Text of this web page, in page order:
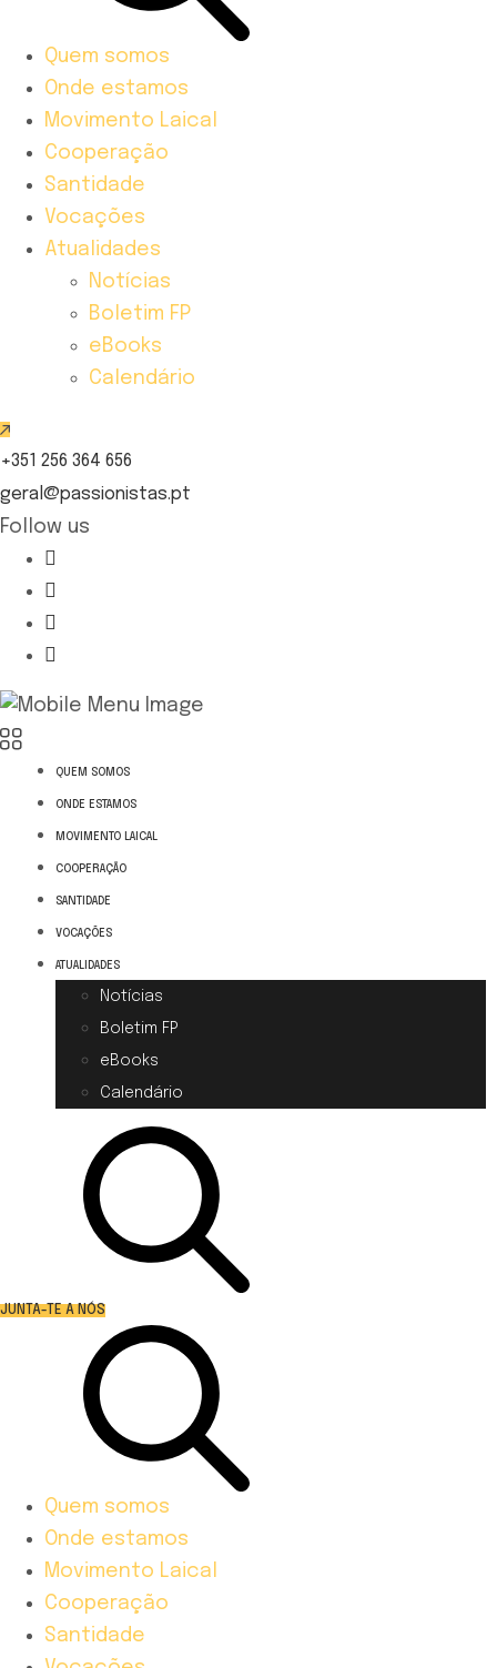
Quem somos
Onde estamos
Movimento Laical
Cooperação
Santidade
Vocações
Atualidades
Notícias
Boletim FP
eBooks
Calendário
+351 256 364 656
geral@passionistas.pt
Follow us
QUEM SOMOS
ONDE ESTAMOS
MOVIMENTO LAICAL
COOPERAÇÃO
SANTIDADE
VOCAÇÕES
ATUALIDADES
Notícias
Boletim FP
eBooks
Calendário
JUNTA-TE A NÓS
Quem somos
Onde estamos
Movimento Laical
Cooperação
Santidade